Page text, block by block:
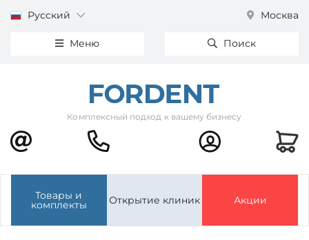
Русский Москва
Меню Поиск
Комплексный подход к вашему бизнесу
Товары и
комплекты Открытие клиник Акции